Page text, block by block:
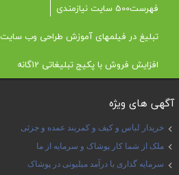
فهرست500 سایت نیازمندی
تبلیغ در فیلمهای آموزش طراحی وب سایت
افزایش فروش با پکیج تبلیغاتی 12گانه
آگهی های ویژه
خریدار لباس و کیف و کمربند عمده و جزئی
ملک از شما کار پوشاک و سرمایه از ما
سرمایه گذاری با درآمد میلیونی در پوشاک